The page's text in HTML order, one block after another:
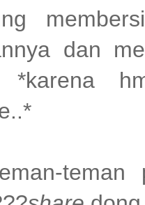
dan
*karena